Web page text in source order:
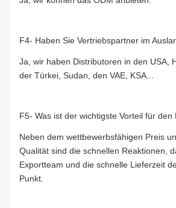
F4- Haben Sie Vertriebspartner im
Ja, wir haben Distributoren in den USA,
der Türkei, Sudan, den VAE, KSA...
F5- Was ist der wichtigste Vorteil für den
Neben dem wettbewerbsfähigen Preis
Qualität sind die schnellen Reaktionen,
Exportteam und die schnelle Lieferzeit
Punkt.